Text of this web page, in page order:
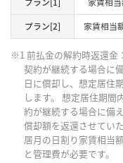
プラン[2]
家賃相当
※1 前払金の解約時返還金
契約が継続する場合に
日に償却し、想定居住
します。 想定居住期間
約が継続する場合に備
償却額を返還させてい
居月の日割り家賃相当
と管理費が必要です。